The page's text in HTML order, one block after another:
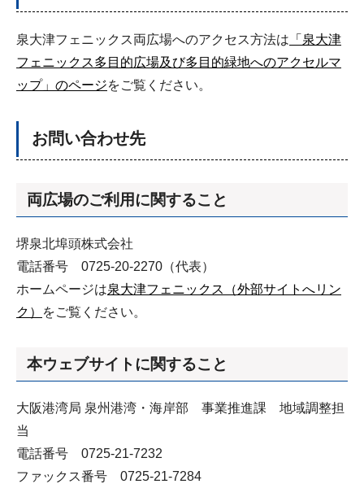
泉大津フェニックス両広場へのアクセス方法は 「泉大津
フェニックス多目的広場及び多目的緑地へのアクセルマ
ップ」のページをご覧ください。
お問い合わせ先
両広場のご利用に関すること
堺泉北埠頭株式会社
電話番号 0725-20-2270（代表）
ホームページは泉大津フェニックス（外部サイトへリン
ク）
をご覧ください。
本ウェブサイトに関すること
大阪港湾局 泉州港湾・海岸部 事業推進課 地域調整担
当
電話番号 0725-21-7232
ファックス番号 0725-21-7284